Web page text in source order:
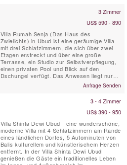
3 Zimmer
US$ 590 - 890
Villa Rumah Senja (Das Haus des
Zwielichts) in Ubud ist eine geräumige Villa
mit drei Schlafzimmern, die sich über zwei
Etagen erstreckt und über eine große
Terrasse, ein Studio zur Selbstverpflegung,
einen privaten Pool und Blick auf den
Dschungel verfügt. Das Anwesen liegt nur
wenige Gehminuten von einigen der besten
Restaurants Ubuds entfernt und ist Teil des
Haus auf Bali wurde sorgfältig entworfen, um
Anfrage Senden
3 - 4 Zimmer
US$ 390 - 950
Villa Shinta Dewi Ubud - eine wunderschöne,
moderne Villa mit 4 Schlafzimmern am Rande
eines ländlichen Dorfes, 5 Autominuten von
Balis kulturellem und künstlerischem Herzen
entfernt. In der Villa Shinta Dewi Ubud
genießen die Gäste ein traditionelles Leben